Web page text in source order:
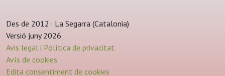
Des de 2012 · La Segarra (Catalonia)
Versió juny 2026
Avis legal i Política de privacitat
Avís de cookies
Edita consentiment de cookies